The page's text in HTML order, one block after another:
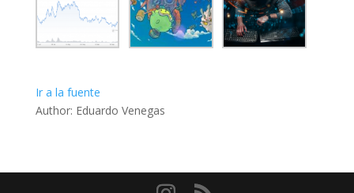
Ir a la fuente
Author: Eduardo Venegas